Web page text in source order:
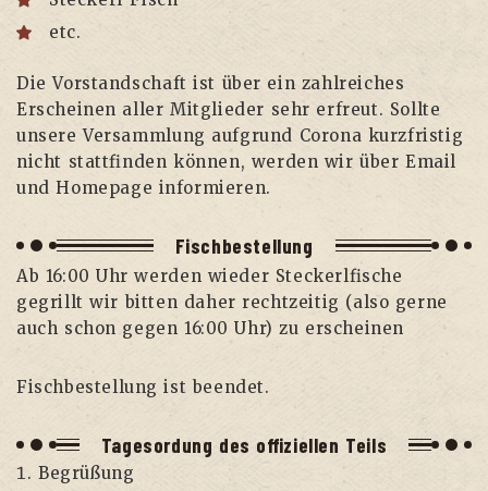
etc.
Die Vor­stand­schaft ist über ein zahl­rei­ches
Erschei­nen aller Mit­glie­der sehr erfreut. Soll­te
unse­re Ver­samm­lung auf­grund Coro­na kurz­fris­tig
nicht statt­fin­den kön­nen, wer­den wir über Email
und Home­page informieren.
Fisch­be­stel­lung
Ab 16:00 Uhr wer­den wie­der Ste­ckerl­fi­sche
gegrillt wir bit­ten daher recht­zei­tig (also ger­ne
auch schon gegen 16:00 Uhr) zu erscheinen
Fisch­be­stel­lung ist beendet.
Tages­or­dung des offi­zi­el­len Teils
Begrü­ßung